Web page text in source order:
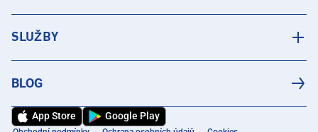
SLUŽBY
BLOG
App Store Google Play